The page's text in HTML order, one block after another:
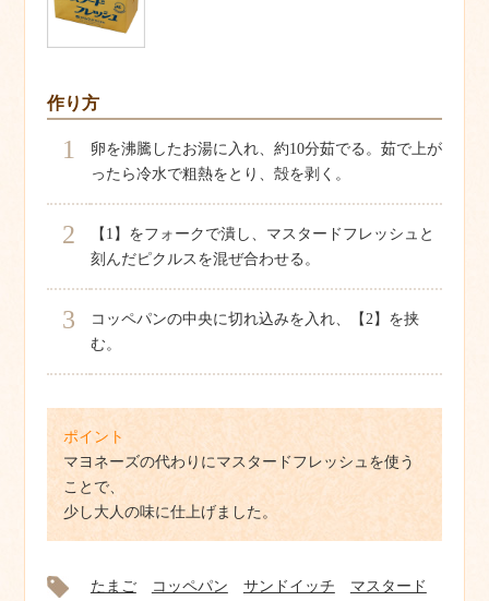
作り方
1
卵を沸騰したお湯に入れ、約10分茹でる。茹で上が
ったら冷水で粗熱をとり、殻を剥く。
2
【1】をフォークで潰し、マスタードフレッシュと
刻んだピクルスを混ぜ合わせる。
3
コッペパンの中央に切れ込みを入れ、【2】を挟
む。
ポイント
マヨネーズの代わりにマスタードフレッシュを使う
ことで、
少し大人の味に仕上げました。
たまご コッペパン サンドイッチ
マスタード